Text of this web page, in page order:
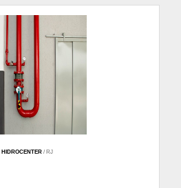
HIDROCENTER/ RJ